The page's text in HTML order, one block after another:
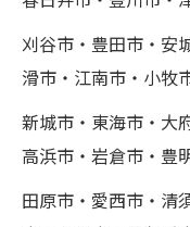
刈谷市・豊田市・安
滑市・江南市・小牧
新城市・東海市・大
高浜市・岩倉市・豊
田原市・愛西市・清